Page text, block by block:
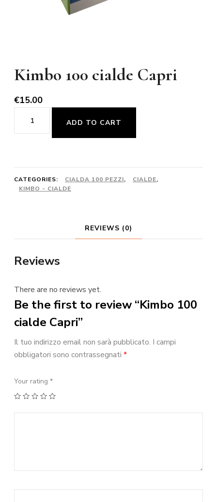
Kimbo 100 cialde Capri
€15.00
Kimbo
100
quantity
ADD TO CART
CATEGORIES: CIALDA 100 PEZZI, CIALDE,
KIMBO - CIALDE
REVIEWS (0)
Reviews
There are no reviews yet.
Be the first to review “Kimbo 100
cialde Capri”
Il tuo indirizzo email non sarà pubblicato. I campi
obbligatori sono contrassegnati *
Your rating *
1 2 3 4